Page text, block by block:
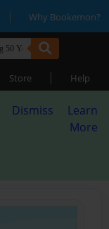
| Why Bookemon?
Store | Help
Dismiss
Learn
More